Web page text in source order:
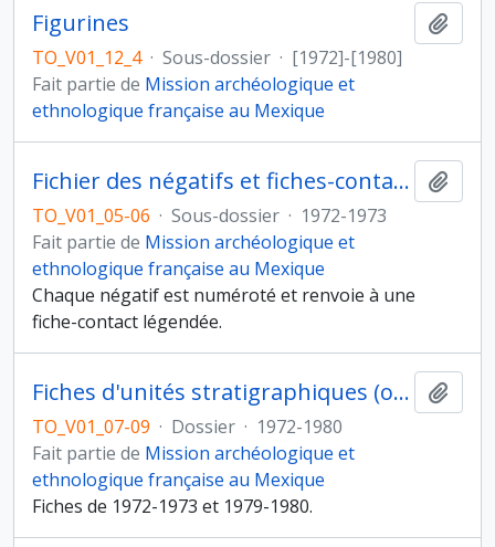
Figurines
TO_V01_12_4 · Sous-dossier · [1972]-[1980]
Fait partie de Mission archéologique et
ethnologique française au Mexique
Fichier des négatifs et fiches-contacts
TO_V01_05-06 · Sous-dossier · 1972-1973
Fait partie de Mission archéologique et
ethnologique française au Mexique
Chaque négatif est numéroté et renvoie à une
fiche-contact légendée.
Fiches d'unités stratigraphiques (ou fiches d'opération)
TO_V01_07-09 · Dossier · 1972-1980
Fait partie de Mission archéologique et
ethnologique française au Mexique
Fiches de 1972-1973 et 1979-1980.